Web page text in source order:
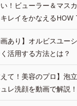
い！ビューラー＆マス
レイをかなえるHOW
画あり】オルビスユー
活用する方法とは？
えて！美容のプロ】泡
レ洗顔を動画で解説！